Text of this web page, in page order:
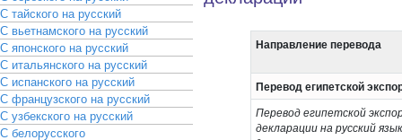
С тайского на русский
С вьетнамского на русский
С японского на русский
С итальянского на русский
С испанского на русский
С французского на русский
С узбекского на русский
С белорусского
Направление перевода
Перевод египетской
Перевод египетской
декларации на русский